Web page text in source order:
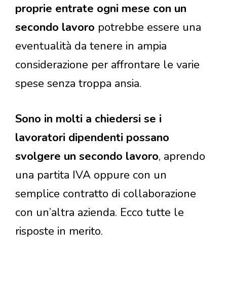
proprie entrate ogni mese con un
secondo lavoro potrebbe essere una
eventualità da tenere in ampia
considerazione per affrontare le varie
spese senza troppa ansia.
Sono in molti a chiedersi se i
lavoratori dipendenti possano
svolgere un secondo lavoro, aprendo
una partita IVA oppure con un
semplice contratto di collaborazione
con un’altra azienda. Ecco tutte le
risposte in merito.